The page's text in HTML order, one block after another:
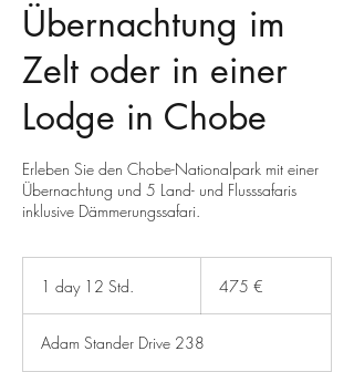
Übernachtung im
Zelt oder in einer
Lodge in Chobe
Erleben Sie den Chobe-Nationalpark mit einer
Übernachtung und 5 Land- und Flusssafaris
inklusive Dämmerungssafari.
1 day 12 Std.
1
475 €
Adam Stander Drive 238